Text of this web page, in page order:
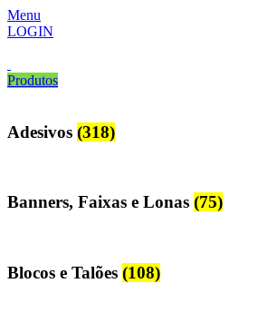
Menu
LOGIN
Produtos
Adesivos (318)
Banners, Faixas e Lonas (75)
Blocos e Talões (108)